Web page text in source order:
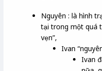
Nguyên : là hình
tại trong một quá
vẹn”,
Ivan
Ivan